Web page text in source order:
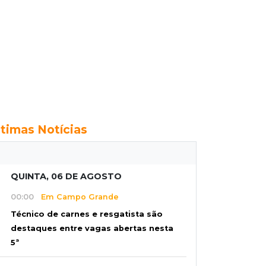
Notícias
QUINTA, 06 DE AGOSTO
00:00 Em Campo Grande
Técnico de carnes e resgatista são
destaques entre vagas abertas nesta
5ª